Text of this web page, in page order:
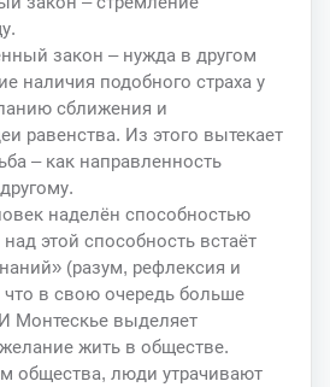
закон – нужда в другом
наличия подобного страха у
сближения и
равенства. Из этого вытекает
– как направленность
наделён способностью
этой способность встаёт
(разум, рефлексия и
что в свою очередь больше
Монтескье выделяет
жить в обществе.
общества, люди утрачивают